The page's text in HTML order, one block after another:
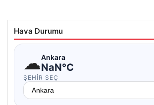
Hava Durumu
☁Ankara
NaN°C
ŞEHIR SEÇ